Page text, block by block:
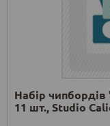
Набір
11 шт., Studio